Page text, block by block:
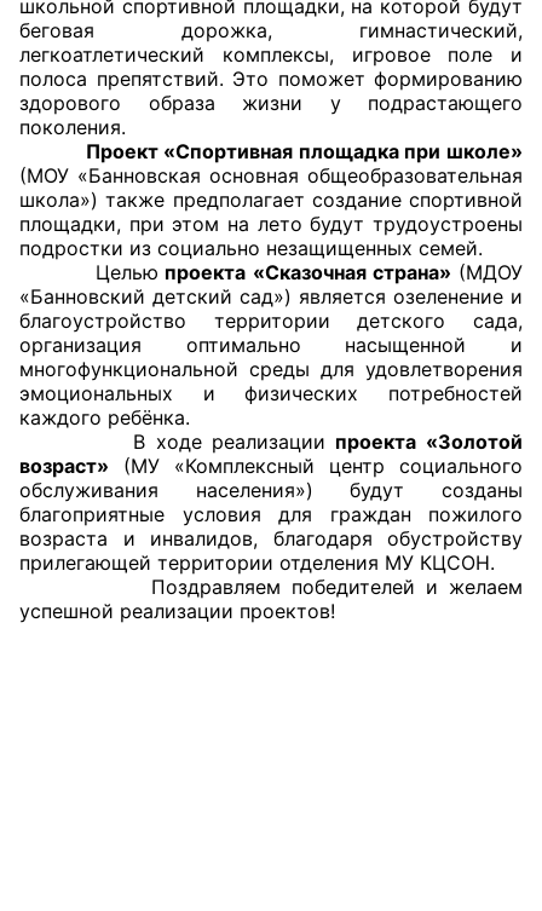
Положения
Соглашения
Рекомендации
Порядок работы ЦОН
Аппарат ОП КО
УСТАВ ГКУ “АППАРАТ ОП КО”
Доходы руководителя за 2024 г.
школьной спортивной площадки, на которой будут
беговая дорожка, гимнастический,
легкоатлетический комплексы, игровое поле и
полоса препятствий. Это поможет формированию
здорового образа жизни у подрастающего
поколения.
Проект «Спортивная площадка при школе»
(МОУ «Банновская основная общеобразовательная
школа») также предполагает создание спортивной
площадки, при этом на лето будут трудоустроены
подростки из социально незащищенных семей.
Целью проекта «Сказочная страна» (МДОУ
«Банновский детский сад») является озеленение и
благоустройство территории детского сада,
организация оптимально насыщенной и
многофункциональной среды для удовлетворения
эмоциональных и физических потребностей
каждого ребёнка.
В ходе реализации проекта «Золотой
возраст» (МУ «Комплексный центр социального
обслуживания населения») будут созданы
благоприятные условия для граждан пожилого
возраста и инвалидов, благодаря обустройству
прилегающей территории отделения МУ КЦСОН.
Поздравляем победителей и желаем
успешной реализации проектов!